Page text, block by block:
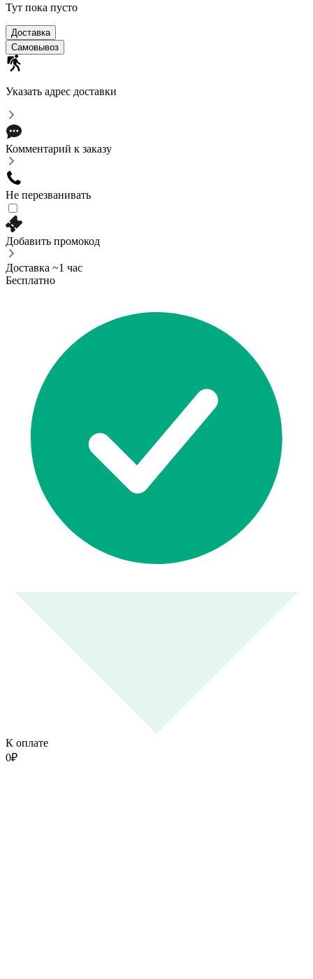
Тут пока пусто
Доставка
Самовывоз
Указать адрес доставки
Комментарий к заказу
Не перезванивать
Добавить промокод
Доставка ~1 час
Бесплатно
К оплате
0₽